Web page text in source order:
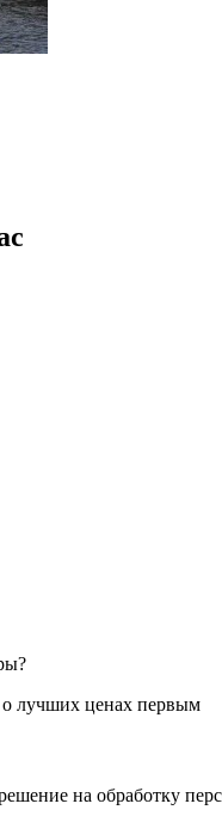
о лучших ценах первым
на обработку